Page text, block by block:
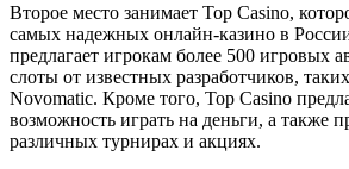
Второе место занимает Top Casino,
самых надежных онлайн-казино в
предлагает игрокам более 500 игровых
слоты от известных разработчиков,
Novomatic. Кроме того, Top Casino
возможность играть на деньги, а также
различных турнирах и акциях.